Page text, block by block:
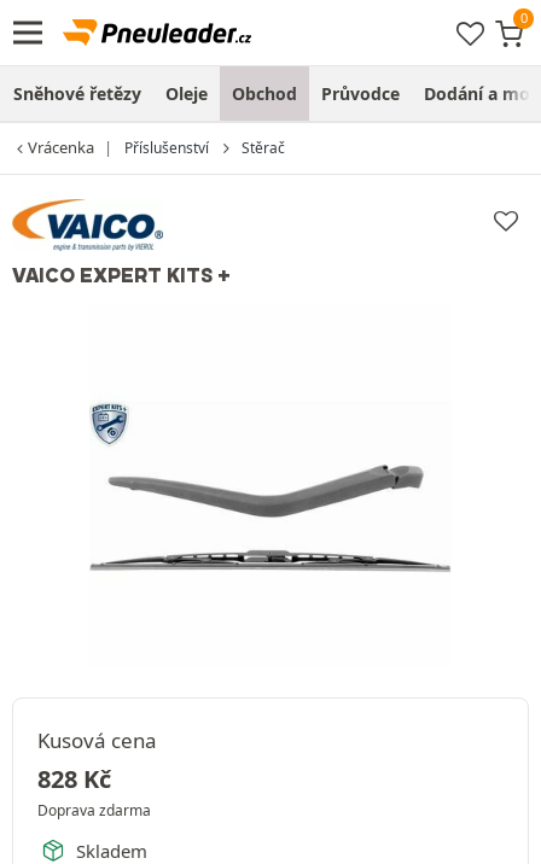
Sněhové řetězy Oleje Obchod Průvodce Dodání a
Vrácenka Příslušenství Stěrač
VAICO EXPERT KITS +
Kusová cena
828 Kč
Doprava zdarma
Skladem